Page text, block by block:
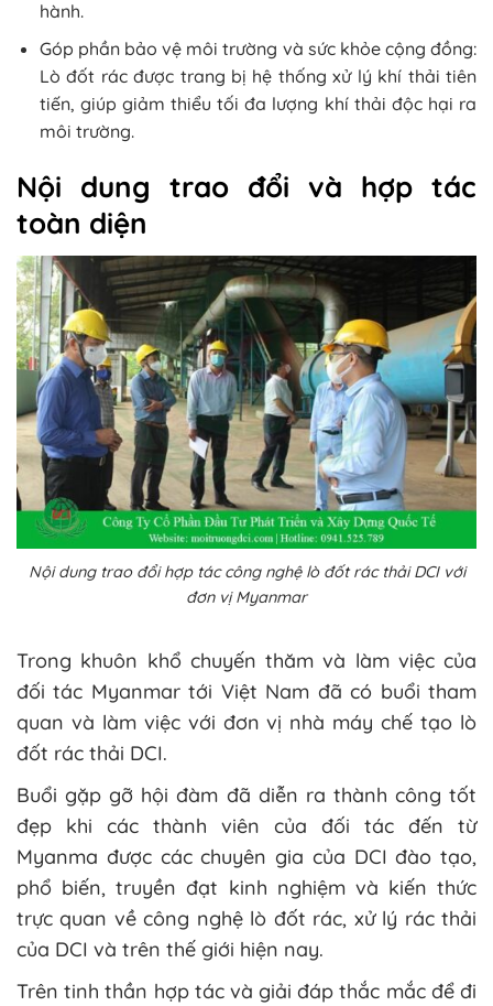
hành.
Góp phần bảo vệ môi trường và sức khỏe cộng đồng:
Lò đốt rác được trang bị hệ thống xử lý khí thải tiên
tiến, giúp giảm thiểu tối đa lượng khí thải độc hại ra
môi trường.
Nội dung trao đổi và hợp tác
toàn diện
Nội dung trao đổi hợp tác công nghệ lò đốt rác thải DCI với
đơn vị Myanmar
Trong khuôn khổ chuyến thăm và làm việc của
đối tác Myanmar tới Việt Nam đã có buổi tham
quan và làm việc với đơn vị nhà máy chế tạo lò
đốt rác thải DCI.
Buổi gặp gỡ hội đàm đã diễn ra thành công tốt
đẹp khi các thành viên của đối tác đến từ
Myanma được các chuyên gia của DCI đào tạo,
phổ biến, truyền đạt kinh nghiệm và kiến thức
trực quan về công nghệ lò đốt rác, xử lý rác thải
của DCI và trên thế giới hiện nay.
Trên tinh thần hợp tác và giải đáp thắc mắc để đi